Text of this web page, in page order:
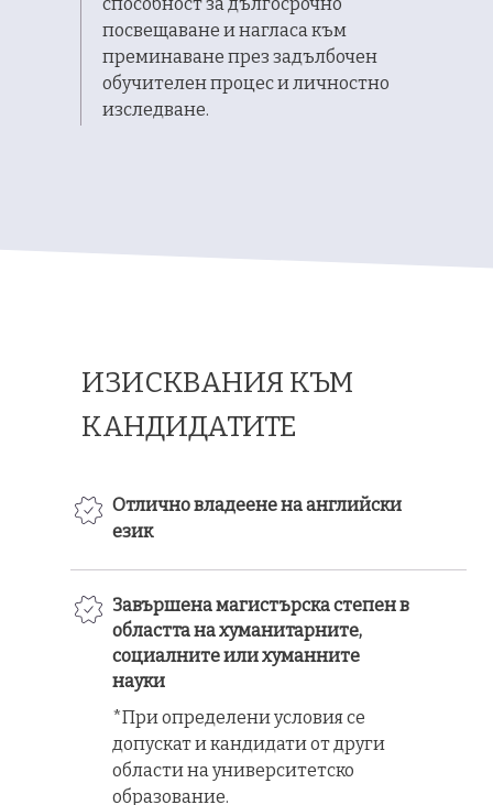
посвещаване и нагласа към
преминаване през задълбочен
обучителен процес и личностно
изследване.
ИЗИСКВАНИЯ КЪМ
КАНДИДАТИТЕ
Отлично владеене на английски
език
Завършена магистърска степен в
областта на хуманитарните,
социалните или хуманните
науки
*При определени условия се
допускат и кандидати от други
области на университетско
образование.